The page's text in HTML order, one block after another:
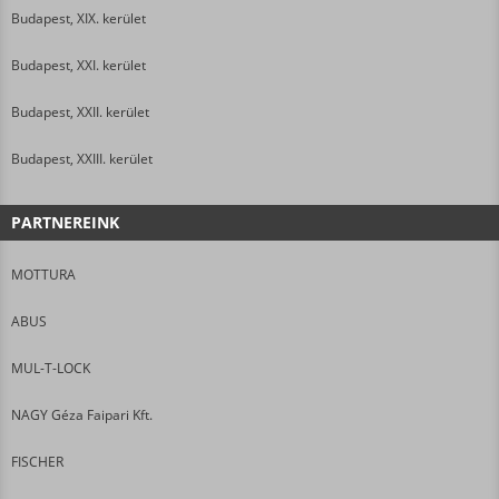
Budapest, XIX. kerület
Budapest, XXI. kerület
Budapest, XXII. kerület
Budapest, XXIII. kerület
PARTNEREINK
MOTTURA
ABUS
MUL-T-LOCK
NAGY Géza Faipari Kft.
FISCHER